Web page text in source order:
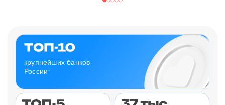
крупнейших банков
России 1